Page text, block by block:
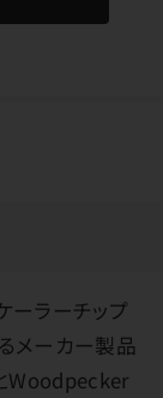
ーラーチップ
メーカー製品
Woodpecker